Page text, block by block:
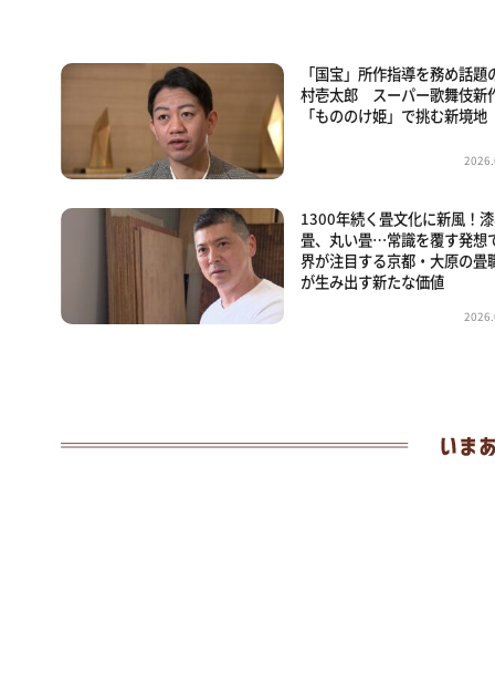
「国宝」所作指導を務め話題
村壱太郎 スーパー歌舞伎新
「もののけ姫」で挑む新境地
1300年続く畳文化に新風！
畳、丸い畳…常識を覆す発想
界が注目する京都・大原の畳
が生み出す新たな価値